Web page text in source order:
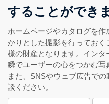
することができ
ホームページやカタログを
かりとした撮影を行ってお
様の財産となります。イン
瞬でユーザーの心をつかむ写
また、SNSやウェブ広告で
談ください。